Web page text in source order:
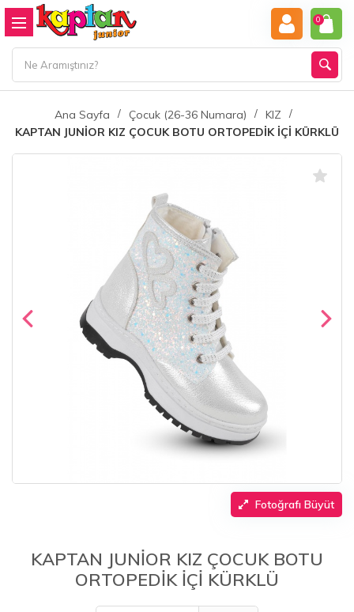
0
Ana Sayfa Çocuk (26-36 Numara)
KIZ
KAPTAN JUNİOR KIZ ÇOCUK BOTU ORTOPEDİK İÇİ KÜRKLÜ
Fotoğrafı Büyüt
KAPTAN JUNİOR KIZ ÇOCUK BOTU
ORTOPEDİK İÇİ KÜRKLÜ